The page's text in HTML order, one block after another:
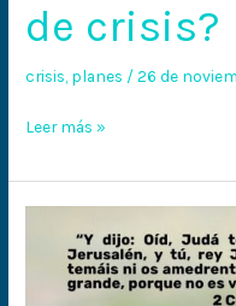
de crisis?
crisis planes /26 de
Leer más »
guerra